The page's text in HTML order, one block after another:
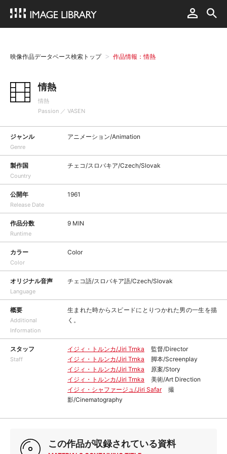
映像作品データベース検索トップ 作品情報：情熱
情熱
情熱
Passion ／ VASEN
ジャンル
Genre
アニメーション/Animation
製作国
Country
チェコ/スロバキア/Czech/Slovak
公開年
Release Date
1961
作品分数
Runtime
9 MIN
カラー
Color
Color
オリジナル音声
Language
チェコ語/スロバキア語/Czech/Slovak
概要
Additional
Information
生まれた時からスピードにとりつかれた男の一生を描
く。
スタッフ
Staff
イジィ・トルンカ/Jiri Trnka
監督/Director
イジィ・トルンカ/Jiri Trnka
脚本/Screenplay
イジィ・トルンカ/Jiri Trnka
原案/Story
イジィ・トルンカ/Jiri Trnka
美術/Art Direction
イジィ・シャファージュ/Jiri Safar
撮
影/Cinematography
この作品が収録されている資料